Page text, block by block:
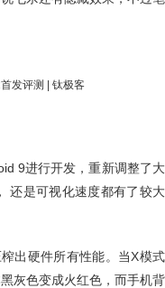
9进行开发，重新调整了大
还是可视化速度都有了较大
出硬件所有性能。当X模式
灰色变成火红色，而手机背